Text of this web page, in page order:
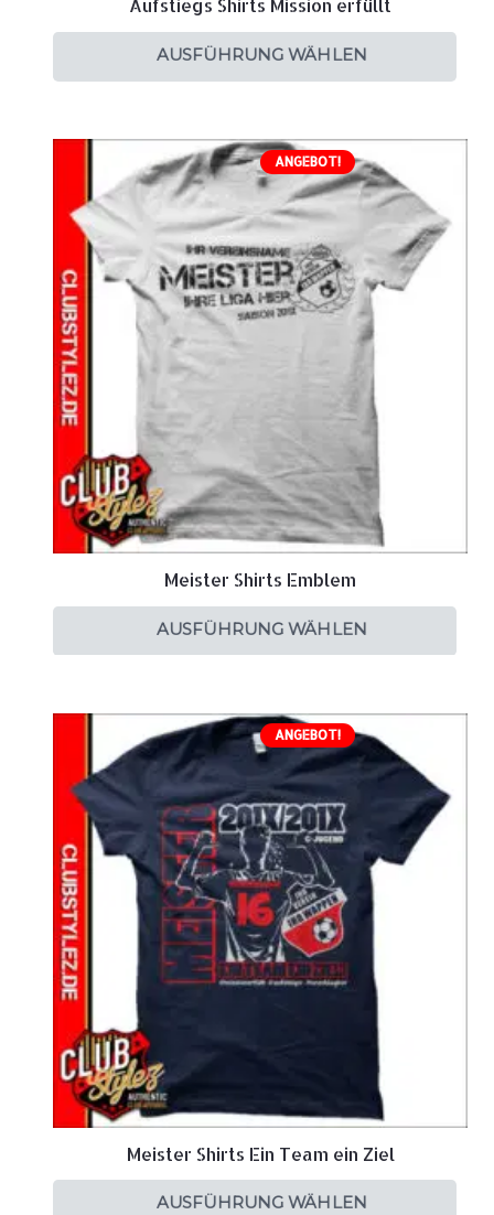
Aufstiegs Shirts Mission erfüllt
AUSFÜHRUNG WÄHLEN
ANGEBOT!
Meister Shirts Emblem
AUSFÜHRUNG WÄHLEN
ANGEBOT!
Meister Shirts Ein Team ein Ziel
AUSFÜHRUNG WÄHLEN